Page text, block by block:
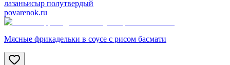
лазаньисыр полутвердый
povarenok.ru
Мясные фрикадельки в соусе с рисом басмати